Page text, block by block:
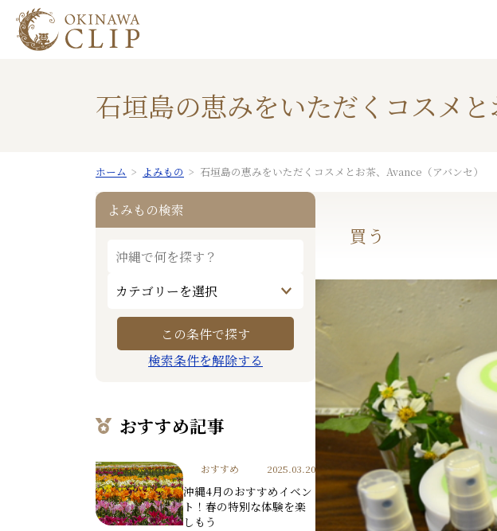
石垣島の恵みをいただくコスメ
ホーム よみもの 石垣島の恵みをいただくコスメとお茶、Avance（アバンセ）
買う
よみもの検索
検索条件を解除する
おすすめ記事
おすすめ 2025.03.20
沖縄4月のおすすめイベン
ト！春の特別な体験を楽
しもう